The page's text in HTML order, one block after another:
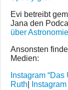
Evi betreibt
Jana den
über
Ansonsten
Medien:
Instagram “Das
Ruth